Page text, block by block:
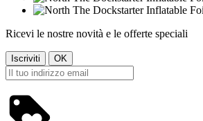
Ricevi le nostre novità e le offerte speciali